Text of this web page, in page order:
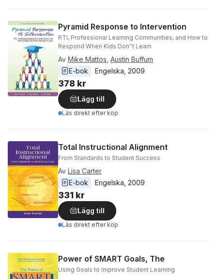
Pyramid Response to Intervention
RTI, Professional Learning Communities, and How to
Respond When Kids Don''t Learn
Av Mike Mattos Austin Buffum
E-bok
Engelska 2009
378 kr
Lägg till
Läs direkt efter köp
Total Instructional Alignment
From Standards to Student Success
Av Lisa Carter
E-bok
Engelska 2009
331 kr
Lägg till
Läs direkt efter köp
Power of SMART Goals, The
Using Goals to Improve Student Learning